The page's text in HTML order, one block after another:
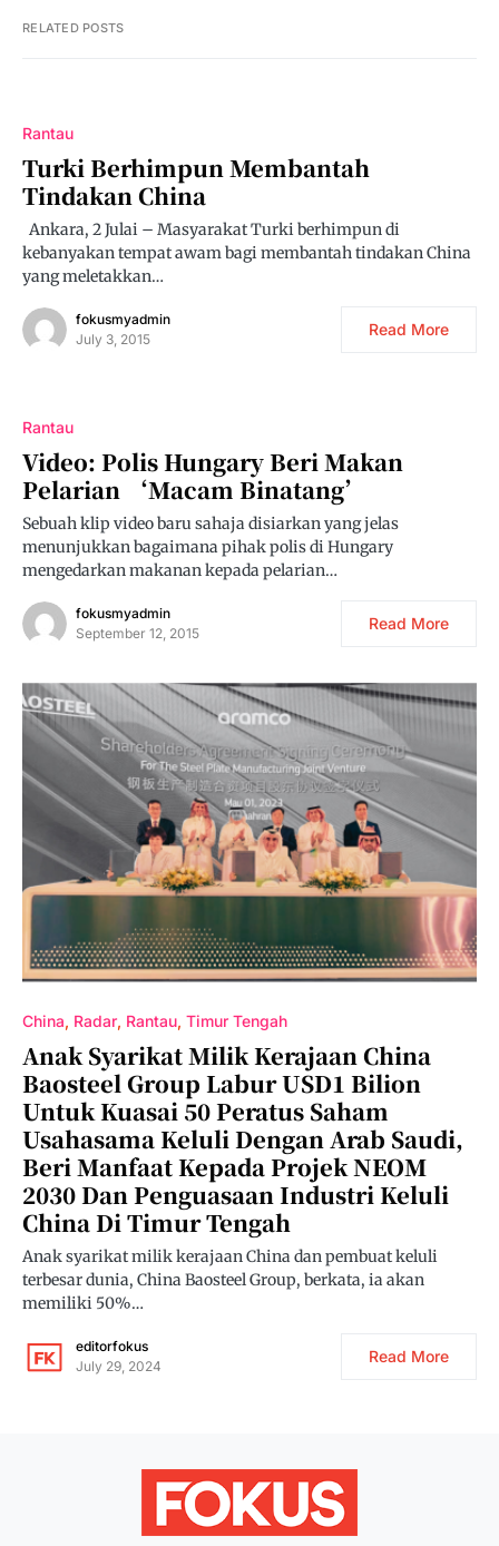
RELATED POSTS
Rantau
Turki Berhimpun Membantah
Tindakan China
Ankara, 2 Julai – Masyarakat Turki berhimpun di
kebanyakan tempat awam bagi membantah tindakan China
yang meletakkan…
fokusmyadmin
July 3, 2015
Read More
Rantau
Video: Polis Hungary Beri Makan
Pelarian ‘Macam Binatang’
Sebuah klip video baru sahaja disiarkan yang jelas
menunjukkan bagaimana pihak polis di Hungary
mengedarkan makanan kepada pelarian…
fokusmyadmin
September 12, 2015
Read More
China Radar Rantau Timur Tengah
Anak Syarikat Milik Kerajaan China
Baosteel Group Labur USD1 Bilion
Untuk Kuasai 50 Peratus Saham
Usahasama Keluli Dengan Arab Saudi,
Beri Manfaat Kepada Projek NEOM
2030 Dan Penguasaan Industri Keluli
China Di Timur Tengah
Anak syarikat milik kerajaan China dan pembuat keluli
terbesar dunia, China Baosteel Group, berkata, ia akan
memiliki 50%…
editorfokus
July 29, 2024
Read More